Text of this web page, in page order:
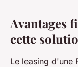
Avantages
cette
Le leasing d'une